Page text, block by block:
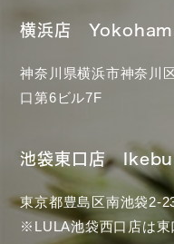
横浜店
神奈川県横浜市神奈川
口第6ビル7F
池袋東口店
東京都豊島区南池袋2-
※LULA池袋西口店は東